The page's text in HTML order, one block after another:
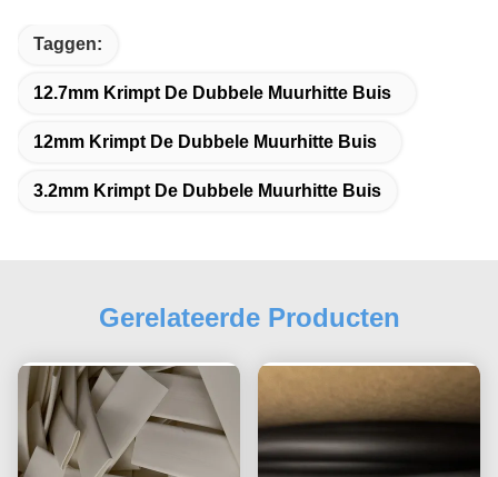
Taggen:
12.7mm Krimpt De Dubbele Muurhitte Buis
12mm Krimpt De Dubbele Muurhitte Buis
3.2mm Krimpt De Dubbele Muurhitte Buis
Gerelateerde Producten